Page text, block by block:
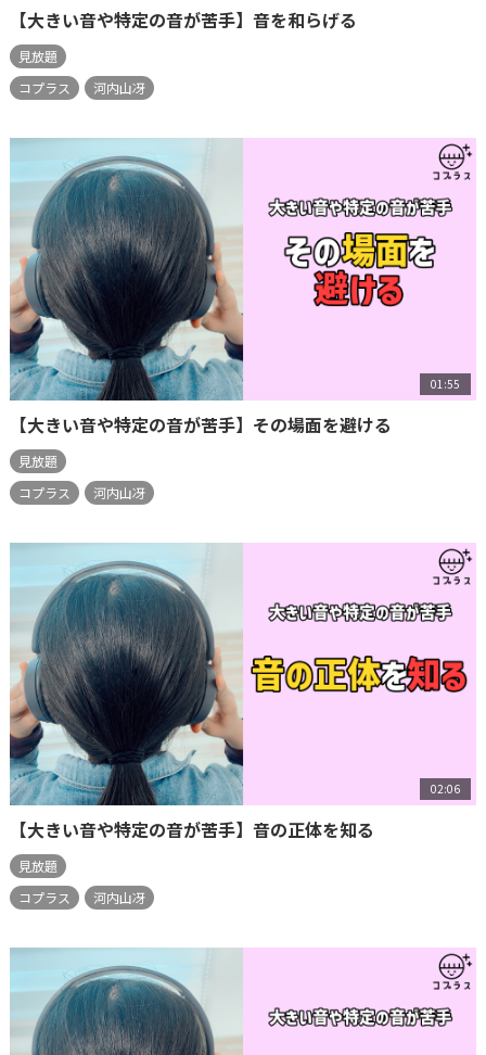
【大きい音や特定の音が苦手】音を和らげる
見放題
コプラス
河内山冴
01:55
【大きい音や特定の音が苦手】その場面を避ける
見放題
コプラス
河内山冴
02:06
【大きい音や特定の音が苦手】音の正体を知る
見放題
コプラス
河内山冴